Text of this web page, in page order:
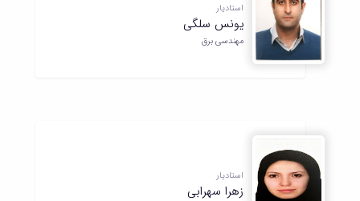
استادیار
یونس سلگی
مهندسی برق
استادیار
زهرا سهرابی